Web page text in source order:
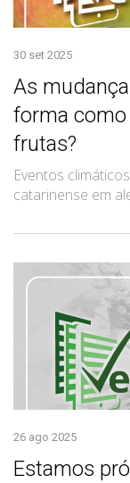
30 set 2025
As
forma como
frutas?
Eventos
catarinense em
26 ago 2025
Estamos